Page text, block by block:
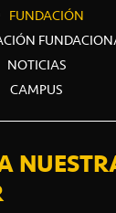
FUNDACIÓN
NOTICIAS
CAMPUS